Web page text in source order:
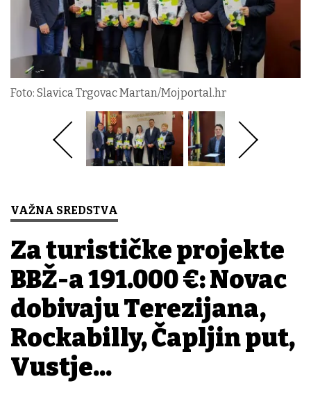
Foto: Slavica Trgovac Martan/Mojportal.hr
VAŽNA SREDSTVA
Za turističke projekte
BBŽ-a 191.000 €: Novac
dobivaju Terezijana,
Rockabilly, Čapljin put,
Vustje...